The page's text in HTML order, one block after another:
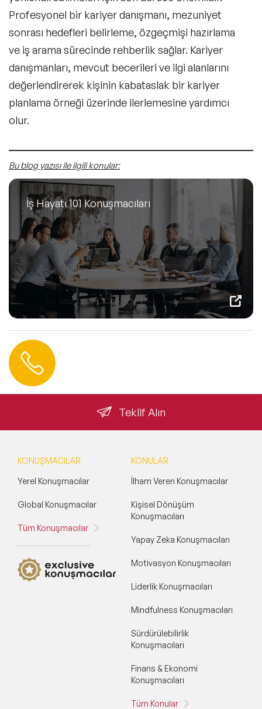
Profesyonel bir kariyer danışmanı, mezuniyet
sonrası hedefleri belirleme, özgeçmişi hazırlama
ve iş arama sürecinde rehberlik sağlar. Kariyer
danışmanları, mevcut becerileri ve ilgi alanlarını
değerlendirerek kişinin kabataslak bir kariyer
planlama örneği üzerinde ilerlemesine yardımcı
olur.
Bu blog yazısı ile ilgili konular:
İş Hayatı 101 Konuşmacıları
Teklif Alın
KONUŞMACILAR
Yerel Konuşmacılar
Global Konuşmacılar
Tüm Konuşmacılar
KONULAR
İlham Veren Konuşmacılar
Kişisel Dönüşüm
Konuşmacıları
Yapay Zeka Konuşmacıları
Motivasyon Konuşmacıları
Liderlik Konuşmacıları
Mindfulness Konuşmacıları
Sürdürülebilirlik
Konuşmacıları
Finans & Ekonomi
Konuşmacıları
Tüm Konular